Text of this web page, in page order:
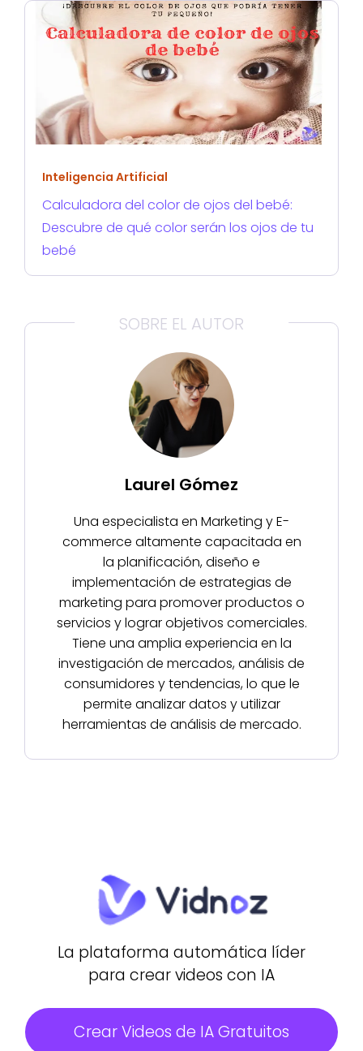
Inteligencia Artificial
Calculadora del color de ojos del bebé:
Descubre de qué color serán los ojos de tu
bebé
SOBRE EL AUTOR
Laurel Gómez
Una especialista en Marketing y E-
commerce altamente capacitada en
la planificación, diseño e
implementación de estrategias de
marketing para promover productos o
servicios y lograr objetivos comerciales.
Tiene una amplia experiencia en la
investigación de mercados, análisis de
consumidores y tendencias, lo que le
permite analizar datos y utilizar
herramientas de análisis de mercado.
La plataforma automática líder
para crear videos con IA
Crear Videos de IA Gratuitos